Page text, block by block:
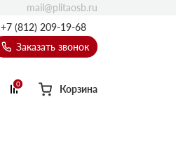
+7 (812) 209-19-68
Заказать звонок
0 Корзина
mail@plitaosb.ru